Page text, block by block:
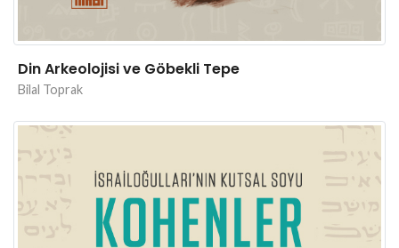
Din Arkeolojisi ve Göbekli Tepe
Bilal Toprak